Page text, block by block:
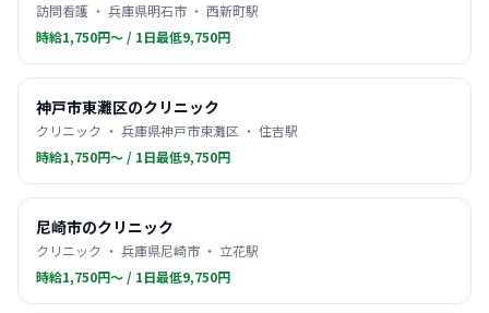
訪問看護 ・ 兵庫県明石市 ・ 西新町駅
時給1,750円〜 / 1日最低9,750円
神戸市東灘区のクリニック
クリニック ・ 兵庫県神戸市東灘区 ・ 住吉駅
時給1,750円〜 / 1日最低9,750円
尼崎市のクリニック
クリニック ・ 兵庫県尼崎市 ・ 立花駅
時給1,750円〜 / 1日最低9,750円